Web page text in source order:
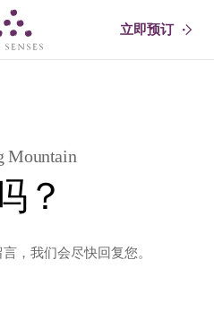
立即预订
Mountain
？
，我们会尽快回复您。